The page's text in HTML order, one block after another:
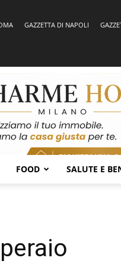
GAZZETTA DI NAPOLI
FOOD SALUTE E